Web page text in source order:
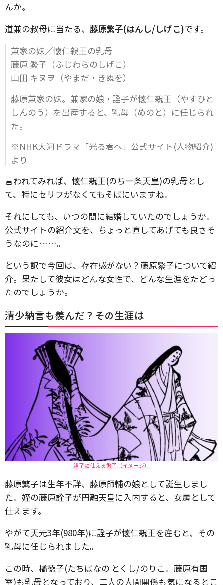
んか。
道兼の叔母に当たる、 藤原繁子(はんし/しげこ)です。
兼家の妹／懐仁親王の乳母
藤原 繁子（ふじわらのしげこ）
山田 キヌヲ（やまだ・きぬを）
藤原兼家の妹。兼家の娘・詮子が懐仁親王（やすひと
しんのう）を出産すると、乳母（めのと）に任じられ
た。
※NHK大河ドラマ「光る君へ」公式サイト(人物紹介)
より
言われてみれば、懐仁親王(のち一条天皇)の乳母とし
て、特にセリフがなくてもそばにいますね。
それにしても、いつの間に結婚していたのでしょうか。
公式サイトの紹介文を、ちょっと直してあげても良さそ
うなのに……。
という訳で今回は、存在感がない？藤原繁子について紹
介。果たして彼女はどんな女性で、どんな生涯をたどっ
たのでしょうか。
清少納言も羨んだ？その生涯は
詮子に仕える繁子（イメージ）
藤原繁子は生年不詳、藤原師輔の娘として誕生しまし
た。姪の藤原詮子が円融天皇に入内すると、女房として
仕えます。
やがて天元3年(980年)に詮子が懐仁親王を産むと、その
乳母に任じられました。
この時、橘徳子(たちばなの とくし/のりこ。藤原有国
室)も乳母となっており、二人の人間関係も気になるとこ